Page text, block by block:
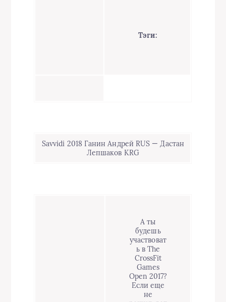
Тэги:
Savvidi 2018 Ганин Андрей RUS — Дастан
Лепшаков KRG
А ты
будешь
участвоват
ь в The
CrossFit
Games
Open 2017?
Если еще
не